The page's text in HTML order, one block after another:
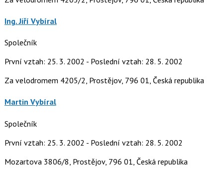
Ing. Jiří Vybíral
Společník
První vztah: 25. 3. 2002 - Poslední vztah: 28. 5. 2002
Za velodromem 4205/2, Prostějov, 796 01, Česká republika
Martin Vybíral
Společník
První vztah: 25. 3. 2002 - Poslední vztah: 28. 5. 2002
Mozartova 3806/8, Prostějov, 796 01, Česká republika